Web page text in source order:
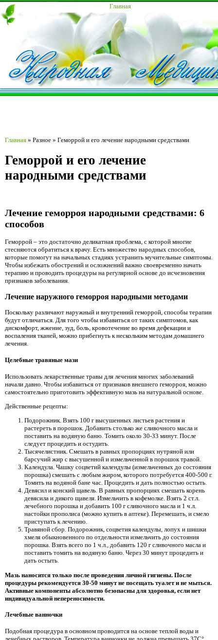
Главная
Главная » Разное » Геморрой и его лечение народными средствами
Геморрой и его лечение
народными средствами
Лечение геморроя народными средствами: 6
способов
Геморрой – это достаточно деликатная проблема, с которой многие
стесняются обратиться к врачу. Есть множество народных способов,
которые помогут на начальных стадиях устранить мучительные симптомы.
Чтобы избежать обострений и осложнений важно своевременно начать
терапию и проводить процедуры на регулярной основе до исчезновения
признаков заболевания.
Лечение наружного геморроя народными методами
Поскольку различают наружный и внутренний геморрой, способы терапии
будут отличаться. Для того чтобы избавиться от таких симптомов, как
дискомфорт, жжение, зуд, боль, кровотечение во время дефекации и
воспаления тканей, можно прибегнуть к нескольким методам домашнего
лечения.
Целебные травяные мази
Использовать лекарственные травы для лечения многих заболеваний
начали давно. Чтобы избавиться от признаков внешнего геморроя, можно
самостоятельно приготовить эффективную мазь на натуральной основе.
Действенные рецепты:
Подорожник. Взять 100 г высушенных листьев растения и
растереть в порошок. Добавить столько же сливочного масла и
поставить на водяную баню. Томить около 30-33 минут. После
следует процедить и остудить.
Тысячелистник. Смешать в равных пропорциях нутряной или
барсучий жир с высушенной и измельченной в порошок травой.
Календула. Чашку соцветий календулы (измельченных до состояния
порошка) смешать с любым жиром, которого потребуется 400-500 г.
Томить на водяной бане час. Процедить и дать полностью остыть.
Девясил и конский щавель. В равных пропорциях смешать корень
девясила и дикого щавеля. Измельчить в кофемолке. Взять 2 ст.л.
лечебного порошка и добавить 100 г сливочного масла и 1 ч.л.
настойки прополиса (можно купить в аптеке). Перемешать, и смело
приступать к лечению.
Травяной сбор. Подорожник, соцветия календулы, лопух и шишки
хмеля обыкновенного по отдельности измельчить до состояния
порошка. Взять всего по 1 ч.л., добавить 120 г сливочного масла и
поставить томить на водяную баню. Через 30 минут процедить и
дать остыть.
Мазь наносится только после проведения личной гигиены. После
процедуры рекомендуется 30-50 минут не посещать туалет и не мыться.
Активные компоненты абсолютно безопасны для здоровья, если нет
индивидуальной непереносимости.
Лечебные ванночки
Подобная процедура в основном проводится на основе теплой воды и